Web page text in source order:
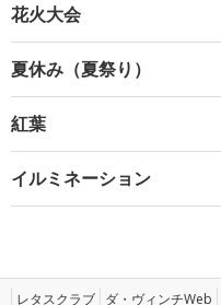
花火大会
夏休み（夏祭り）
紅葉
イルミネーション
レタスクラブ ダ・ヴィンチWeb